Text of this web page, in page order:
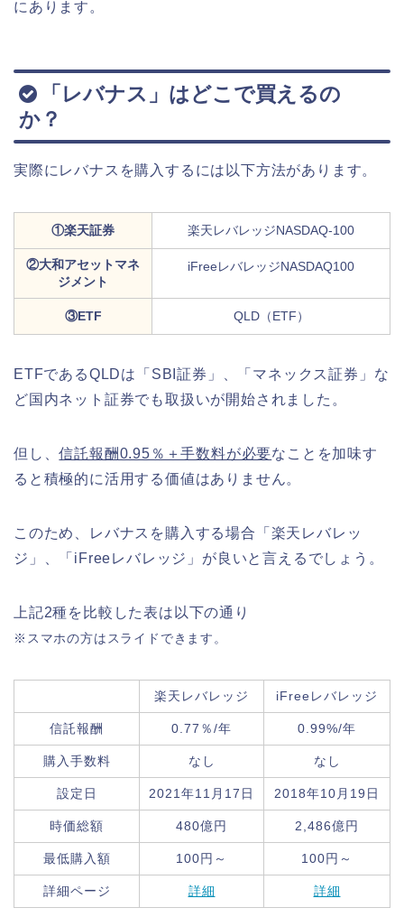
にあります。
「レバナス」はどこで買えるの
か？
実際にレバナスを購入するには以下方法があります。
①楽天証券 楽天レバレッジNASDAQ-100
②大和アセットマネ
ジメント
iFreeレバレッジNASDAQ100
③ETF QLD（ETF）
ETFであるQLDは「SBI証券」、「マネックス証券」な
ど国内ネット証券でも取扱いが開始されました。
但し、信託報酬0.95％＋手数料が必要なことを加味す
ると積極的に活用する価値はありません。
このため、レバナスを購入する場合「楽天レバレッ
ジ」、「iFreeレバレッジ」が良いと言えるでしょう。
上記2種を比較した表は以下の通り
※スマホの方はスライドできます。
楽天レバレッジ iFreeレバレッジ
信託報酬 0.77％/年 0.99%/年
購入手数料 なし なし
設定日 2021年11月17日 2018年10月19日
時価総額 480億円 2,486億円
最低購入額 100円～ 100円～
詳細ページ 詳細 詳細